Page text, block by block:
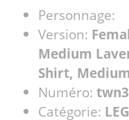
Personnage:
Version:
Medium
Shirt,
Numéro:
Catégorie: